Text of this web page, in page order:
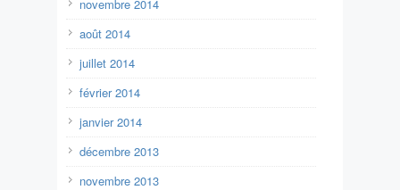
novembre 2014
août 2014
juillet 2014
février 2014
janvier 2014
décembre 2013
novembre 2013